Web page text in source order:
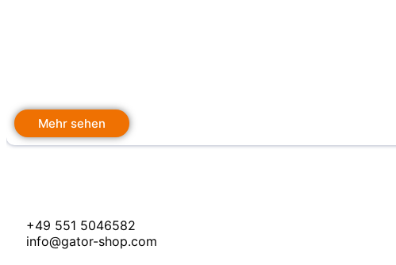
Mehr sehen
+49 551 5046582
info@gator-shop.com